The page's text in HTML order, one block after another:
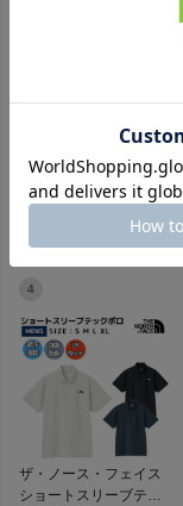
商品レビュー
プロテイン・サプリ
アウトレットセール
スタッフコーディネート
スタッフブログ
パタゴニア メンズ・テ
ルボンヌ・ジョガーズ
PATAGONIA MS TERR
EBONNE JOGGERS
12,584(税込)
4
ザ・ノース・フェイス
ショートスリーブテッ